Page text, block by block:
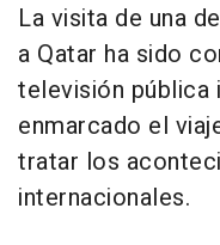
La visita de una
a Qatar ha sido
televisión pública
enmarcado el
tratar los
internacionales.